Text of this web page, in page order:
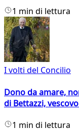
1 min di lettura
I volti del Concilio
Dono da amare,
di Bettazzi,
1 min di lettura